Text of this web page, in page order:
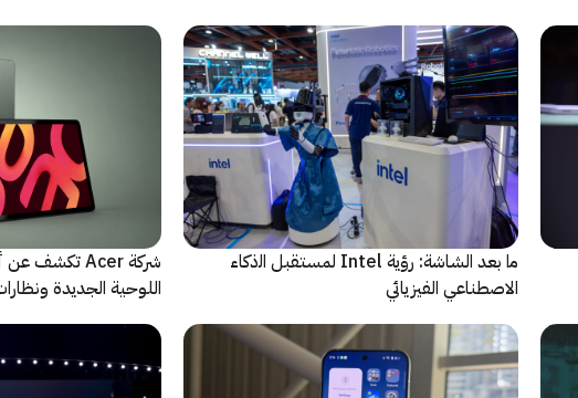
ﻣا بعد الشاشة: رؤية Intel لمستقبل اﻟذﻛﺎء
الاصطناعي الفيزيائي
اللوحية الجديدة